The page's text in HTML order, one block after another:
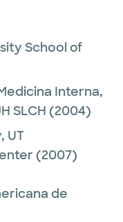
School of
Interna,
SLCH (2004)
UT
(2007)
de